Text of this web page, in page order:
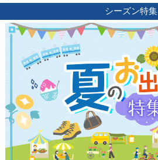
シーズン特集